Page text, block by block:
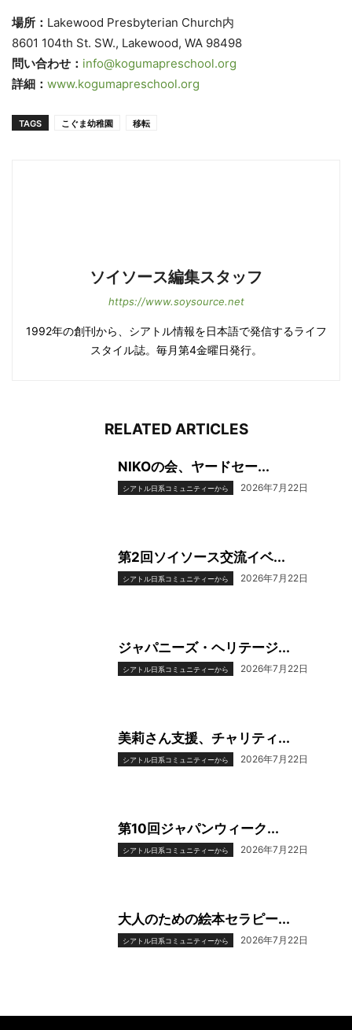
場所： Lakewood Presbyterian Church内
8601 104th St. SW., Lakewood, WA 98498
問い合わせ： info@kogumapreschool.org
詳細： www.kogumapreschool.org
TAGS こぐま幼稚園 移転
ソイソース編集スタッフ
https://www.soysource.net
1992年の創刊から、シアトル情報を日本語で発信するライフ
スタイル誌。毎月第4金曜日発行。
RELATED ARTICLES
NIKOの会、ヤードセー...
シアトル日系コミュニティーから 2026年7月22日
第2回ソイソース交流イベ...
シアトル日系コミュニティーから 2026年7月22日
ジャパニーズ・ヘリテージ...
シアトル日系コミュニティーから 2026年7月22日
美莉さん支援、チャリティ...
シアトル日系コミュニティーから 2026年7月22日
第10回ジャパンウィーク...
シアトル日系コミュニティーから 2026年7月22日
大人のための絵本セラピー...
シアトル日系コミュニティーから 2026年7月22日